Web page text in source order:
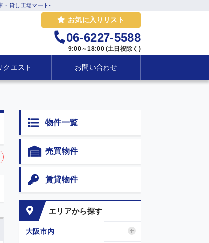
・貸し工場マート-
お気に入りリスト
06-6227-5588
9:00～18:00 (土日祝除く)
クエスト お問い合わせ
物件一覧
売買物件
賃貸物件
エリアから探す
大阪市内